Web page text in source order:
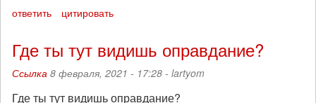
ответить цитировать
Где ты тут видишь оправдание?
Ссылка 8 февраля, 2021 - 17:28 - lartyom
Где ты тут видишь оправдание?